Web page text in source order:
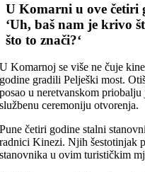
U Komarni u ove četiri
‘Uh, baš nam je krivo
što to znači?‘
U Komarnoj se više ne čuje
godine gradili Pelješki most.
posao u neretvanskom priobalju
službenu ceremoniju otvorenja.
Pune četiri godine stalni
radnici Kinezi. Njih šestotinjak
stanovnika u ovim turističkim